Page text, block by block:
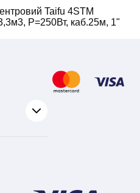
Taifu 4STM
P=250Вт, каб.25м, 1"